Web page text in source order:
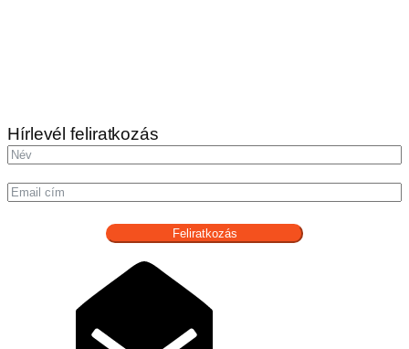
Hírlevél feliratkozás
Feliratkozás